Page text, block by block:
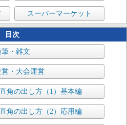
スーパーマーケット
目次
筆・雑文
・大会運営
角の出し方（1）基本編
角の出し方（2）応用編